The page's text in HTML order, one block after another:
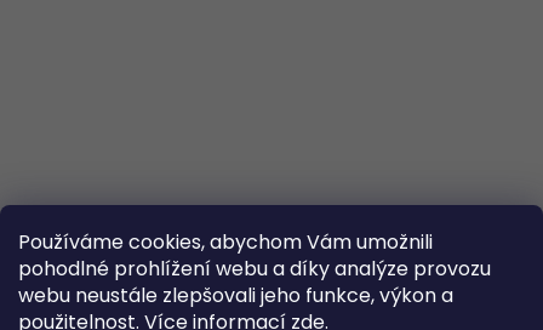
Používáme cookies, abychom Vám umožnili
pohodlné prohlížení webu a díky analýze provozu
webu neustále zlepšovali jeho funkce, výkon a
použitelnost. Více informací zde.